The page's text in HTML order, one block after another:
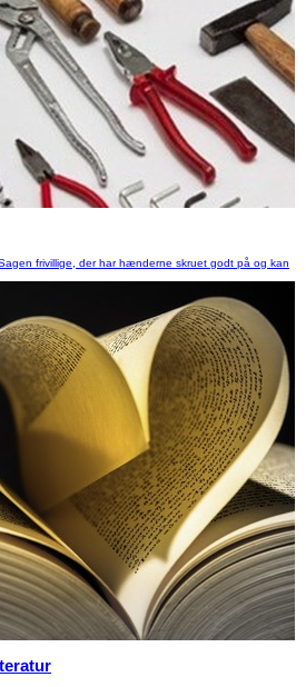
frivillige, der har hænderne skruet godt på og kan